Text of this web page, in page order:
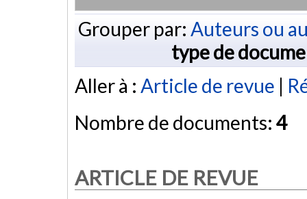
Grouper par: Auteurs ou
type de
Aller à : Article de revue |
Nombre de documents: 4
ARTICLE DE REVUE